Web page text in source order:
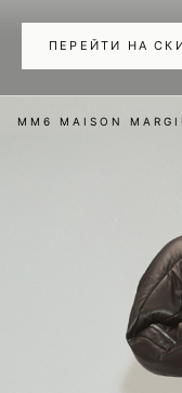
ПЕРЕЙТИ НА
MM6 MAISON